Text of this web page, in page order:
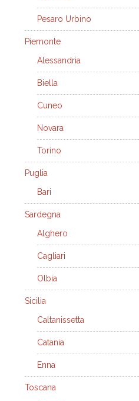
Pesaro Urbino
Piemonte
Alessandria
Biella
Cuneo
Novara
Torino
Puglia
Bari
Sardegna
Alghero
Cagliari
Olbia
Sicilia
Caltanissetta
Catania
Enna
Toscana